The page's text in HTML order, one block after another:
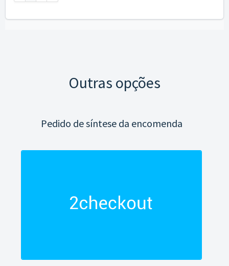
Outras opções
Pedido de síntese da encomenda